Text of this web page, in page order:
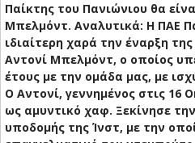
Παίκτης του Πανιώνιου θα
Μπελμόντ. Αναλυτικά: Η ΠΑΕ
ιδιαίτερη χαρά την έναρξη
Αντονί Μπελμόντ, ο οποίος
έτους με την ομάδα μας, με
Ο Αντονί, γεννημένος στις 16
ως αμυντικό χαφ. Ξεκίνησε
υποδομής της Ίνστ, με την